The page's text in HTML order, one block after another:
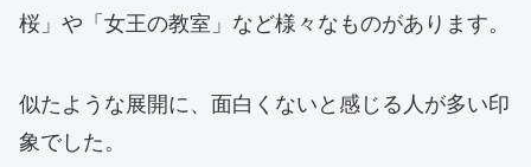
桜」や「女王の教室」など様々なものがあります。
似たような展開に、面白くないと感じる人が多い印
象でした。